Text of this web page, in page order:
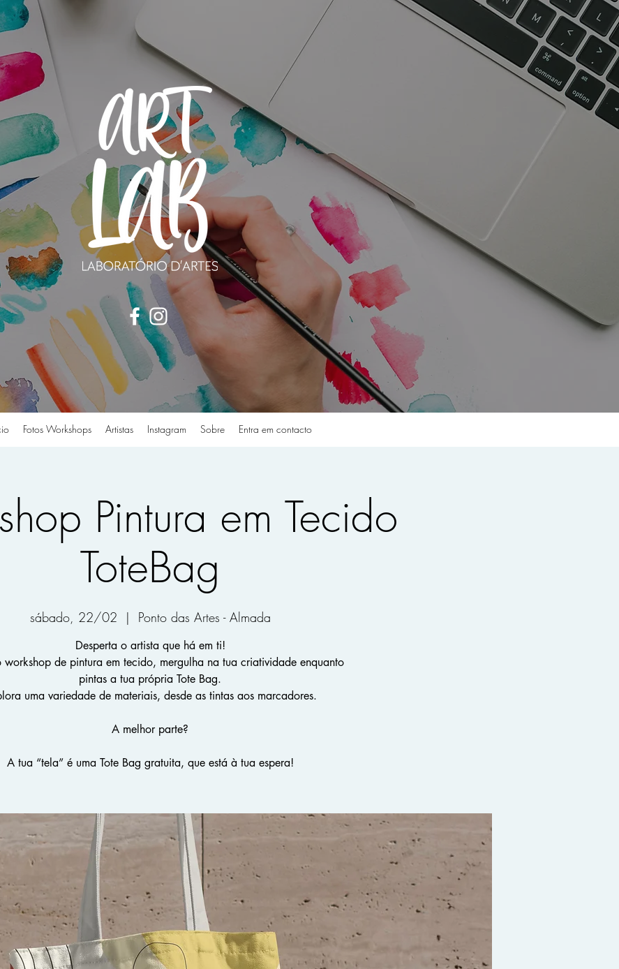
Fotos Workshops Artistas Instagram Sobre Entra em contacto
Pintura em Tecido
ToteBag
sábado, 22/02
  |
Ponto das Artes - Almada
Desperta o artista que há em ti!
workshop de pintura em tecido, mergulha na tua criatividade enquanto
pintas a tua própria Tote Bag.
uma variedade de materiais, desde as tintas aos marcadores.
A melhor parte?
A tua “tela” é uma Tote Bag gratuita, que está à tua espera!